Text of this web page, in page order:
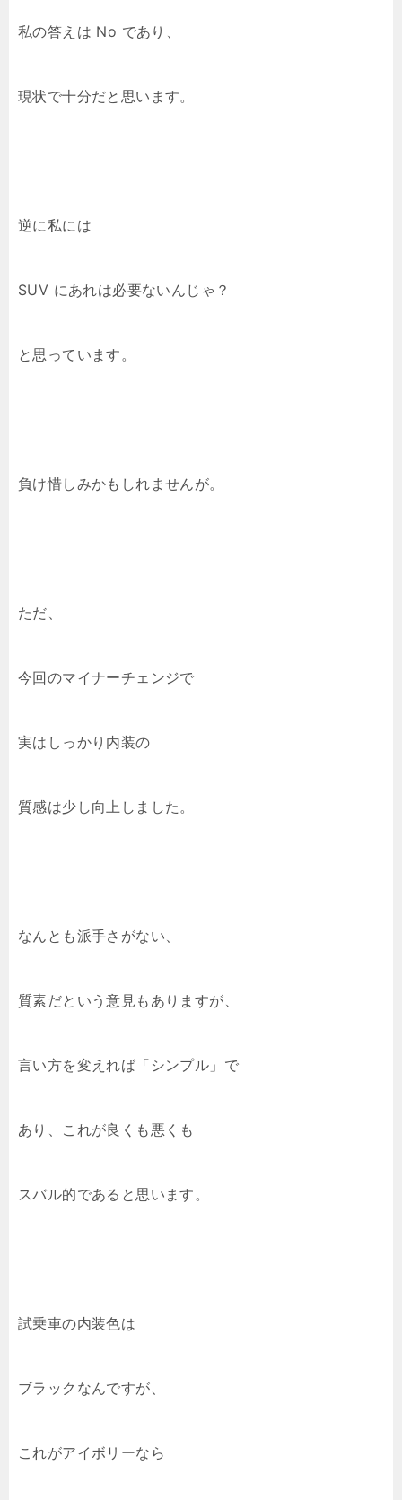
私の答えは No であり、
現状で十分だと思います。
逆に私には
SUV にあれは必要ないんじゃ？
と思っています。
負け惜しみかもしれませんが。
ただ、
今回のマイナーチェンジで
実はしっかり内装の
質感は少し向上しました。
なんとも派手さがない、
質素だという意見もありますが、
言い方を変えれば「シンプル」で
あり、これが良くも悪くも
スバル的であると思います。
試乗車の内装色は
ブラックなんですが、
これがアイボリーなら